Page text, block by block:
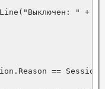
" +
==